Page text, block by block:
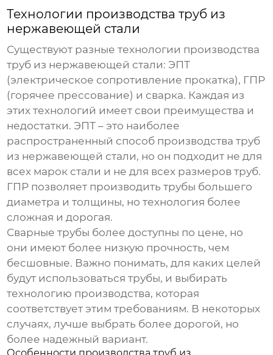
Технологии производстватруб из
нержавеющей стали
Существуют разные технологии производства
труб из нержавеющей стали: ЭПТ
(электрическое сопротивление прокатка), ГПР
(горячее прессование) и сварка. Каждая из
этих технологий имеет свои преимущества и
недостатки. ЭПТ – это наиболее
распространенный способ производстватруб
из нержавеющей стали, но он подходит не для
всех марок стали и не для всех размеров труб.
ГПР позволяет производить трубы большего
диаметра и толщины, но технология более
сложная и дорогая.
Сварные трубы более доступны по цене, но
они имеют более низкую прочность, чем
бесшовные. Важно понимать, для каких целей
будут использоваться трубы, и выбирать
технологию производства, которая
соответствует этим требованиям. В некоторых
случаях, лучше выбрать более дорогой, но
более надежный вариант.